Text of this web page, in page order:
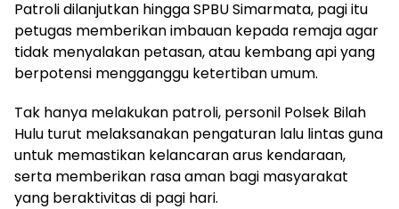
Patroli dilanjutkan hingga SPBU Simarmata, pagi itu
petugas memberikan imbauan kepada remaja agar
tidak menyalakan petasan, atau kembang api yang
berpotensi mengganggu ketertiban umum.
Tak hanya melakukan patroli, personil Polsek Bilah
Hulu turut melaksanakan pengaturan lalu lintas guna
untuk memastikan kelancaran arus kendaraan,
serta memberikan rasa aman bagi masyarakat
yang beraktivitas di pagi hari.